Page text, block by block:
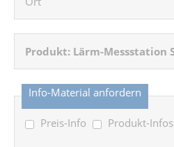
Info-Material anfordern
Preis-Info Produkt-Infos